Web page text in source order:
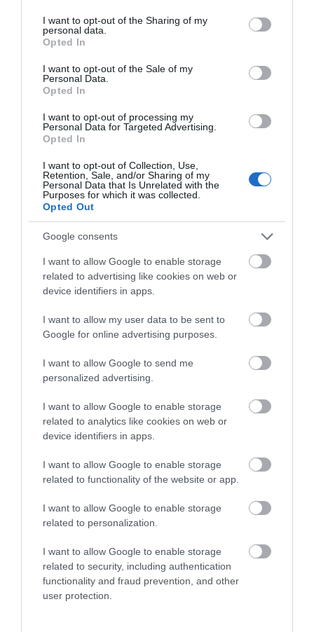
not limited to your visit or usage behaviour. You may click to
grant or deny consent to Google and its third-party tags to
use your data for below specified purposes in below Google
consent section.
I want to opt-out of the Sharing of my
personal data.
Opted In
I want to opt-out of the Sale of my
Personal Data.
Opted In
I want to opt-out of processing my
Personal Data for Targeted Advertising.
Opted In
I want to opt-out of Collection, Use,
Retention, Sale, and/or Sharing of my
Personal Data that Is Unrelated with the
Purposes for which it was collected.
Opted Out
Google consents
I want to allow Google to enable storage
related to advertising like cookies on web or
device identifiers in apps.
I want to allow my user data to be sent to
Google for online advertising purposes.
I want to allow Google to send me
personalized advertising.
I want to allow Google to enable storage
related to analytics like cookies on web or
device identifiers in apps.
I want to allow Google to enable storage
related to functionality of the website or app.
I want to allow Google to enable storage
related to personalization.
I want to allow Google to enable storage
related to security, including authentication
functionality and fraud prevention, and other
user protection.
Θρήνος στην Εύβοια: Έφυγε από
τη ζωή ο 37χρονος που είχε
06.08.2026 | 20:20
Τούμπαρε αυτοκίνητο
06.08.2026 | 20:00
Έσπασαν πιάτα στο κεφάλι του
Αταμάν – Βίντεο από τη Σύμη
06.08.2026 | 19:40
καίει στο Νησί, συγκλονιστική
μαρτυρία – Νέες εικόνες και
βίντεο
Ξεκινάει τεράστιο έργο αξίας
06.08.2026 | 19:20
Φωτιά στη Σκύρο:
Καλαμίτσα – Νέες
εικόνες και βίντεο
μεγάλη γιορτή στους
Ωρεούς – Παρών ο
Σοκ στην Εύβοια με την
κοπέλα που έπεσε από
νεότερα για την υγεία
Νεότερα για τη Φωτιά
– Νέο βίντεο